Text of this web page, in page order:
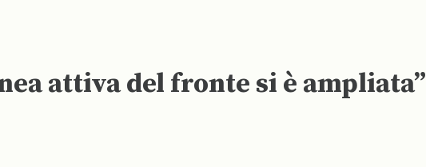
attiva del fronte si è ampliata”